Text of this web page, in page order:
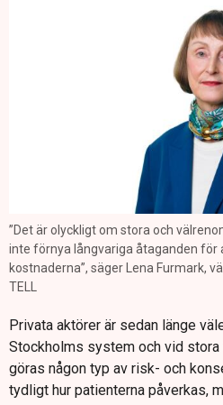
”Det är olyckligt om stora och
inte förnya långvariga åtaganden
kostnaderna”, säger Lena Furmark,
TELL
Privata aktörer är sedan länge
Stockholms system och vid
göras någon typ av risk- och
tydligt hur patienterna påverkas,